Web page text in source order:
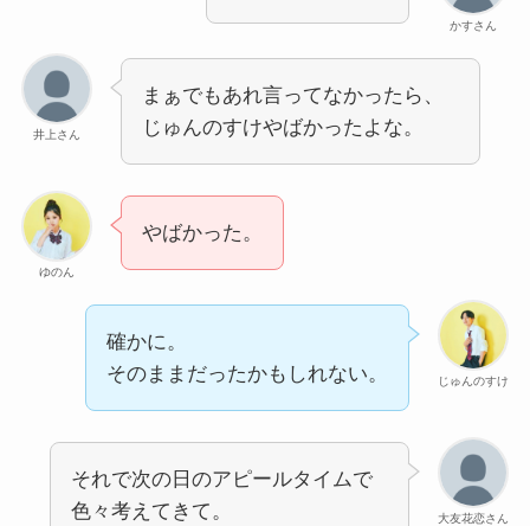
かすさん
井上さん
まぁでもあれ言ってなかったら、
じゅんのすけやばかったよな。
ゆのん
やばかった。
じゅんのすけ
確かに。
そのままだったかもしれない。
大友花恋さん
それで次の日のアピールタイムで
色々考えてきて。